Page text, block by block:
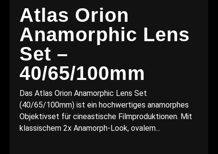
Atlas Orion
Anamorphic Lens
Set –
40/65/100mm
Das Atlas Orion Anamorphic Lens Set
(40/65/100mm) ist ein hochwertiges anamorphes
Objektivset für cineastische Filmproduktionen. Mit
klassischem 2x Anamorph-Look, ovalem...